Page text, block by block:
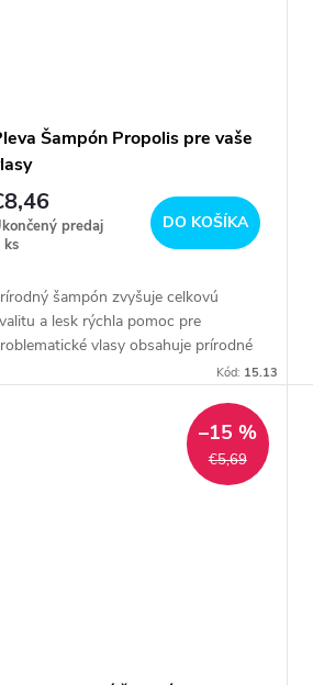
Šampón Propolis pre vaše
predaj
ks
DO KOŠÍKA
šampón zvyšuje celkovú
a lesk rýchla pomoc pre
vlasy obsahuje prírodné
zložky, ktoré posilňujú rast novýchKód: 15.13
€5,69
–15 %